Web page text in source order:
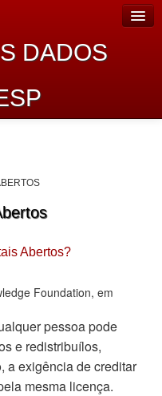
DADOS
Abertos?
Foundation, em
pessoa pode
e redistribuí­los,
a exigência de creditar
mesma licença.